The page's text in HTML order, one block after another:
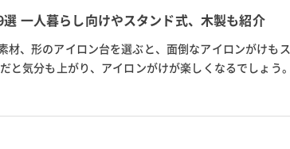
一人暮らし向けやスタンド式、木製も紹介
材、形のアイロン台を選ぶと、面倒なアイロンがけも
と気分も上がり、アイロンがけが楽しくなるでしょう
アイロン台を紹...